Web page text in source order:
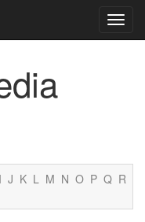
I J K L M N O P Q R